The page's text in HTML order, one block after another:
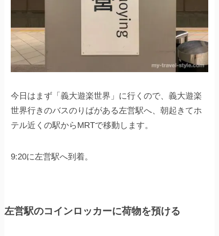
今日はまず「義大遊楽世界」に行くので、義大遊楽
世界行きのバスのりばがある左営駅へ、朝起きてホ
テル近くの駅からMRTで移動します。
9:20に左営駅へ到着。
左営駅のコインロッカーに荷物を預ける